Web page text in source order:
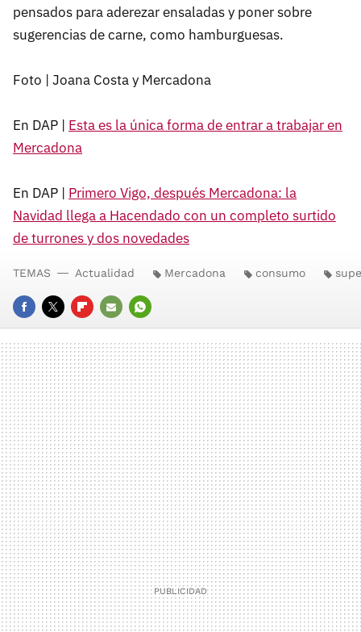
pensados para aderezar ensaladas y poner sobre
sugerencias de carne, como hamburguesas.
Foto | Joana Costa y Mercadona
En DAP | Esta es la única forma de entrar a trabajar en
Mercadona
En DAP | Primero Vigo, después Mercadona: la
Navidad llega a Hacendado con un completo surtido
de turrones y dos novedades
FACEBOOK
TWITTERFLIPBOARD
E-
MAIL
WHATSAPP
TEMAS Actualidad Mercadona consumo